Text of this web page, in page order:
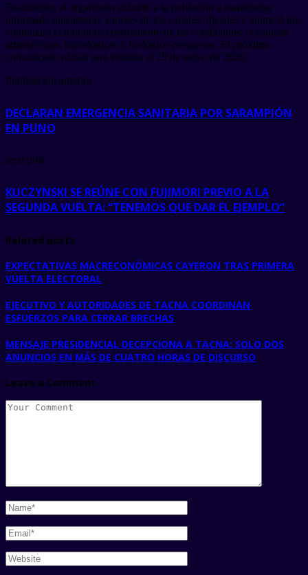
Finalmente, el organismo exhortó a la población a mantenerse
informada únicamente a través de los canales oficiales y anunció que
continuará el monitoreo permanente de las condiciones oceánicas,
atmosféricas, hidrológicas y biológico-pesqueras. El próximo
comunicado oficial será emitido el 29 de mayo de 2026.
Publicación anterior
DECLARAN EMERGENCIA SANITARIA POR SARAMPIÓN
EN PUNO
next post
KUCZYNSKI SE REÚNE CON FUJIMORI PREVIO A LA
SEGUNDA VUELTA: “TENEMOS QUE DAR EL EJEMPLO”
Related posts
EXPECTATIVAS MACRECONÓMICAS CAYERON TRAS PRIMERA
VUELTA ELECTORAL
EJECUTIVO Y AUTORIDADES DE TACNA COORDINAN
ESFUERZOS PARA CERRAR BRECHAS
MENSAJE PRESIDENCIAL DECEPCIONA A TACNA: SOLO DOS
ANUNCIOS EN MÁS DE CUATRO HORAS DE DISCURSO
Leave a Comment